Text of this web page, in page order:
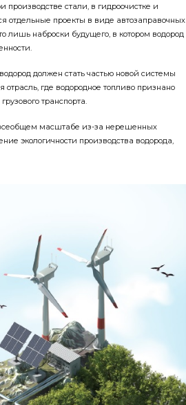
стали, в гидро­очистке и
отдельные проекты в виде автозаправочных
лишь наброски будущего, в котором водород
должен стать частью новой системы
где водородное топливо признано
транспорта.
масштабе из-за нерешенных
экологичности производства водорода,